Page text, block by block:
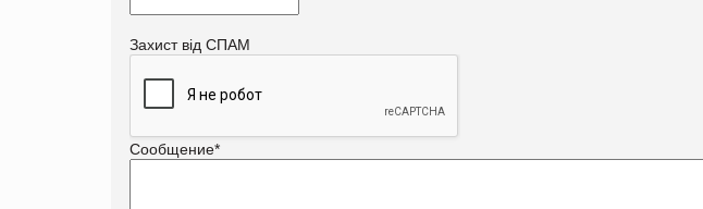
Захист від СПАМ
Сообщение*